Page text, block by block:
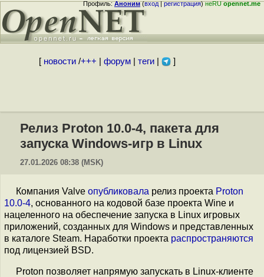
Профиль:Аноним(вход|регистрация)неRUopennet.me
[ новости/+++ форум| теги| ]
Релиз Proton 10.0-4, пакета для
запуска Windows-игр в Linux
27.01.2026 08:38 (MSK)
Компания Valve опубликовала релиз проекта Proton
10.0-4, основанного на кодовой базе проекта Wine и
нацеленного на обеспечение запуска в Linux игровых
приложений, созданных для Windows и представленных
в каталоге Steam. Наработки проекта распространяются
под лицензией BSD.
Proton позволяет напрямую запускать в Linux-клиенте